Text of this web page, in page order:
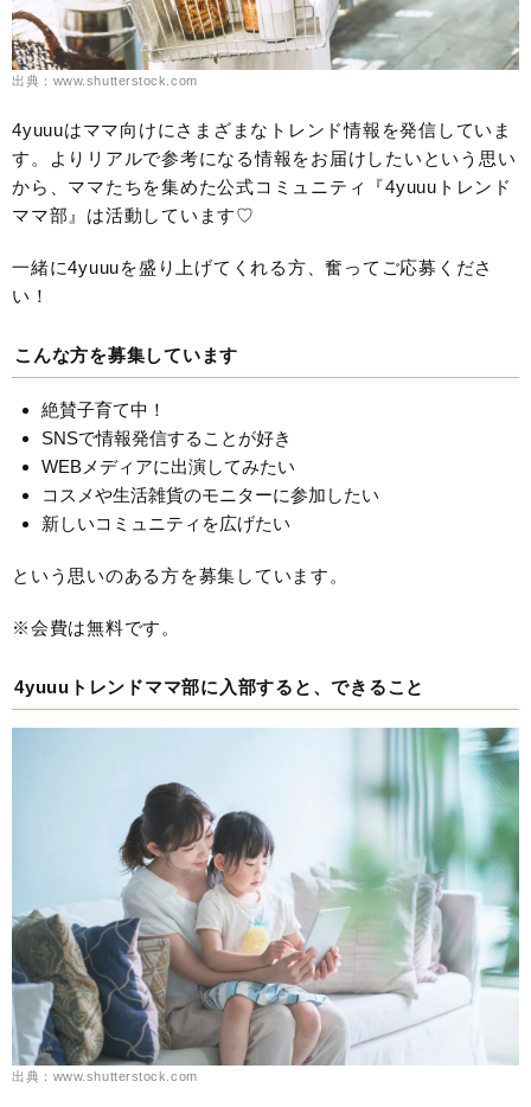
出典：www.shutterstock.com
4yuuuはママ向けにさまざまなトレンド情報を発信していま
す。よりリアルで参考になる情報をお届けしたいという思い
から、ママたちを集めた公式コミュニティ『4yuuuトレンド
ママ部』は活動しています♡
一緒に4yuuuを盛り上げてくれる方、奮ってご応募くださ
い！
こんな方を募集しています
絶賛子育て中！
SNSで情報発信することが好き
WEBメディアに出演してみたい
コスメや生活雑貨のモニターに参加したい
新しいコミュニティを広げたい
という思いのある方を募集しています。
※会費は無料です。
4yuuuトレンドママ部に入部すると、できること
出典：www.shutterstock.com